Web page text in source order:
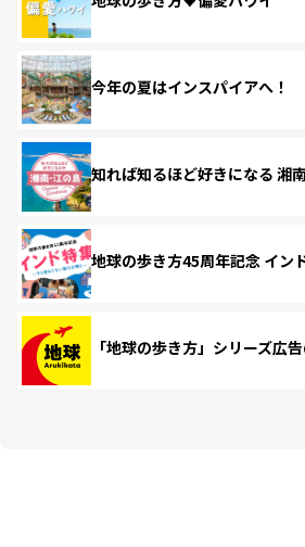
今年の夏はインスパイアへ！
知れば知るほど好きになる 湘
地球の歩き方45周年記念 イン
「地球の歩き方」シリーズ広